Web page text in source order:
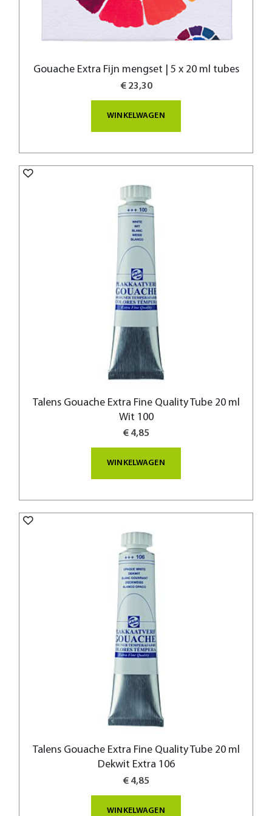
Gouache Extra Fijn mengset | 5 x 20 ml tubes
€ 23,30
WINKELWAGEN
Talens Gouache Extra Fine Quality Tube 20 ml
Wit 100
€ 4,85
WINKELWAGEN
Talens Gouache Extra Fine Quality Tube 20 ml
Dekwit Extra 106
€ 4,85
WINKELWAGEN